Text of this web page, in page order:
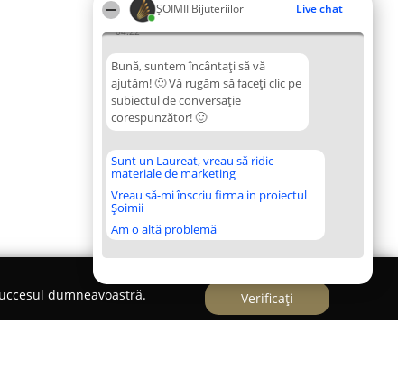
ŞOIMII Bijuteriilor Live chat
04:22
Bună, suntem încântați să vă
ajutăm! 🙂 Vă rugăm să faceți clic pe
subiectul de conversație
corespunzător! 🙂
Sunt un Laureat, vreau să ridic
materiale de marketing
Vreau să-mi înscriu firma in proiectul
Șoimii
Am o altă problemă
dumneavoastră.
Verificați